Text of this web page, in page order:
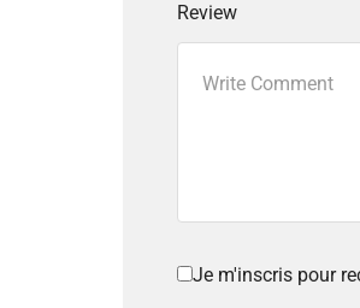
Review
Je m'inscris pour